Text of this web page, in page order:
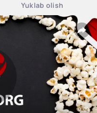
Yuklab olish
0:00